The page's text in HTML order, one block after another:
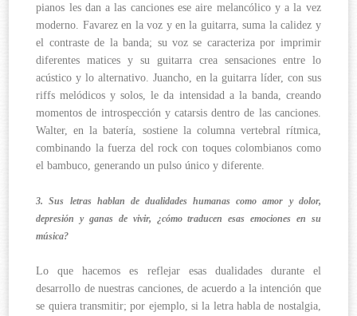
pianos les dan a las canciones ese aire melancólico y a la vez
moderno. Favarez en la voz y en la guitarra, suma la calidez y
el contraste de la banda; su voz se caracteriza por imprimir
diferentes matices y su guitarra crea sensaciones entre lo
acústico y lo alternativo. Juancho, en la guitarra líder, con sus
riffs melódicos y solos, le da intensidad a la banda, creando
momentos de introspección y catarsis dentro de las canciones.
Walter, en la batería, sostiene la columna vertebral rítmica,
combinando la fuerza del rock con toques colombianos como
el bambuco, generando un pulso único y diferente.
3. Sus letras hablan de dualidades humanas como amor y dolor,
depresión y ganas de vivir, ¿cómo traducen esas emociones en su
música?
Lo que hacemos es reflejar esas dualidades durante el
desarrollo de nuestras canciones, de acuerdo a la intención que
se quiera transmitir; por ejemplo, si la letra habla de nostalgia,